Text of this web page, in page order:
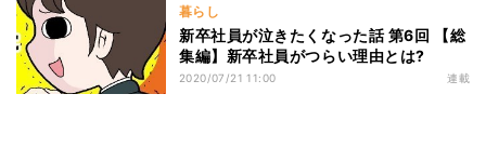
暮らし
新卒社員が泣きたくなった話 第6回 【総
集編】新卒社員がつらい理由とは?
2020/07/21 11:00 連載